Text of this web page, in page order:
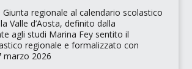
Giunta regionale al calendario scolastico
Valle d’Aosta, definito dalla
agli studi Marina Fey sentito il
regionale e formalizzato con
marzo 2026